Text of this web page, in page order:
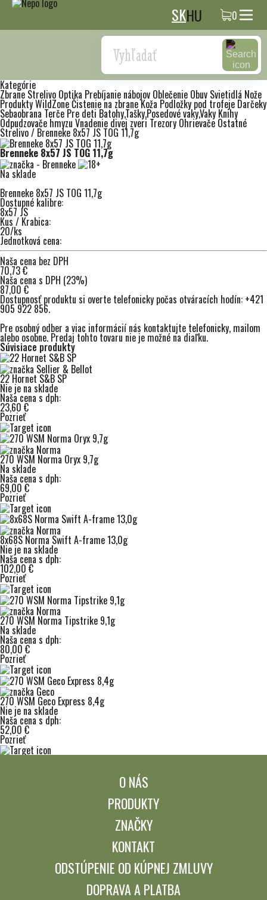
SKHU 0
Search
Kategórie
Zbrane Strelivo Optika Prebíjanie nábojov Oblečenie Obuv Svietidlá Nože
Produkty WildZoneČistenie na zbraneKoža Podložky pod trofeje Darčeky
Sebaobrana Terče Pre deti Batohy,Tašky,Posedové vaky,Vaky Knihy
Odpudzovače hmyzu Vnadenie divej zveri Trezory Ohrievače Ostatné
Strelivo/ Brenneke 8x57 JS TOG 11,7g
Brenneke 8x57 JS TOG 11,7g
Na sklade
Brenneke 8x57 JS TOG 11,7g
Dostupné kalibre:
8x57 JS
Kus / Krabica:
20/ks
Jednotková cena:
Naša cena bez DPH
70,73 €
Naša cena s DPH (23%)
87,00 €
Dostupnosť produktu si overte telefonicky počas otváracích hodín: +421
905 922 856.
Pre osobný odber a viac informácií nás kontaktujte telefonicky, mailom
alebo osobne. Predaj tohto tovaru nie je možné na diaľku.
Súvisiace produkty
22 Hornet S&B SP
Nie je na sklade
Naša cena s dph:
23,60 €
Pozrieť
270 WSM Norma Oryx 9,7g
Na sklade
Naša cena s dph:
69,00 €
Pozrieť
8x68S Norma Swift A-frame 13,0g
Nie je na sklade
Naša cena s dph:
102,00 €
Pozrieť
270 WSM Norma Tipstrike 9,1g
Na sklade
Naša cena s dph:
80,00 €
Pozrieť
270 WSM Geco Express 8,4g
Nie je na sklade
Naša cena s dph:
52,00 €
Pozrieť
O NÁS
PRODUKTY
ZNAČKY
KONTAKT
ODSTÚPENIE OD KÚPNEJ ZMLUVY
DOPRAVA A PLATBA